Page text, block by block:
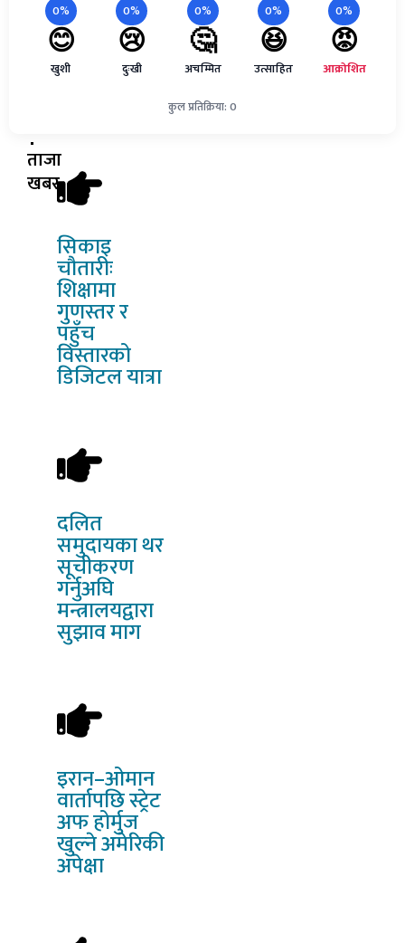
0%
😊
खुशी
0%
😢
दुःखी
0%
🤔
अचम्मित
0%
😆
उत्साहित
0%
😡
आक्रोशित
कुल प्रतिक्रिया: 0
ताजा
खबर
सिकाइ
चौतारीः
शिक्षामा
गुणस्तर र
पहुँच
विस्तारको
डिजिटल यात्रा
दलित
समुदायका थर
सूचीकरण
गर्नुअघि
मन्त्रालयद्वारा
सुझाव माग
इरान–ओमान
वार्तापछि स्ट्रेट
अफ होर्मुज
खुल्ने अमेरिकी
अपेक्षा